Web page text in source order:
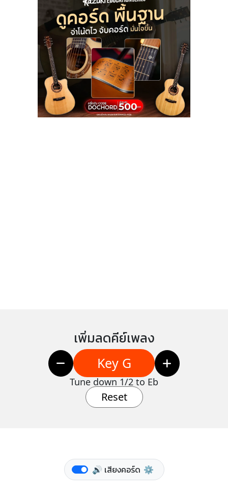
เพิ่มลดคีย์เพลง
Key G
Tune down 1/2 to Eb
Reset
🔊 เสียงคอร์ด ⚙️